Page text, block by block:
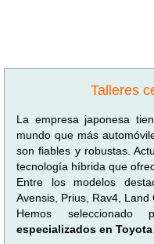
Talleres
La empresa japonesa
mundo que más
son fiables y robustas.
tecnología híbrida que
Entre los modelos
Avensis, Prius, Rav4, Land
Hemos
especializados en